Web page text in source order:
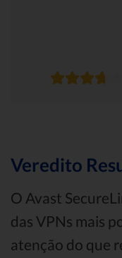
Veredito
O Avast
das VPNs mais
atenção do que